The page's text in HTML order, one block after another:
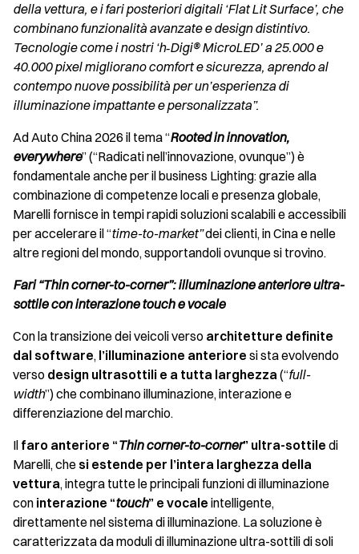
della vettura, e i fari posteriori digitali ‘Flat Lit Surface’, che
combinano funzionalità avanzate e design distintivo.
Tecnologie come i nostri ‘h‑Digi® MicroLED’ a 25.000 e
40.000 pixel migliorano comfort e sicurezza, aprendo al
contempo nuove possibilità per un’esperienza di
illuminazione impattante e personalizzata”.
Ad Auto China 2026 il tema “Rooted in innovation,
everywhere” (“Radicati nell’innovazione, ovunque”) è
fondamentale anche per il business Lighting: grazie alla
combinazione di competenze locali e presenza globale,
Marelli fornisce in tempi rapidi soluzioni scalabili e accessibili
per accelerare il “time-to-market”dei clienti, in Cina e nelle
altre regioni del mondo, supportandoli ovunque si trovino.
Fari “Thin corner-to-corner”: illuminazione anteriore ultra-
sottile con interazione touch e vocale
Con la transizione dei veicoli verso architetture definite
dal software, l’illuminazione anteriore si sta evolvendo
verso design ultrasottili e a tutta larghezza(“full-
width”) che combinano illuminazione, interazione e
differenziazione del marchio.
Il faro anteriore “Thin corner-to-corner” ultra-sottile di
Marelli, che si estende per l’intera larghezza della
vettura, integra tutte le principali funzioni di illuminazione
con interazione “touch” e vocale intelligente,
direttamente nel sistema di illuminazione. La soluzione è
caratterizzata da moduli di illuminazione ultra-sottili di soli